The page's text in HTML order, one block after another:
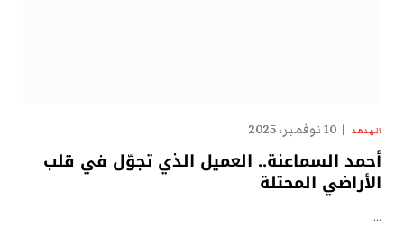
الهدهد 10 نوفمبر، 2025
أحمد السماعنة.. العميل الذي تجوّل في قلب
الأراضي المحتلة
…